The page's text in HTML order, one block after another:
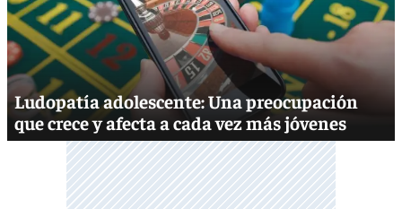
Ludopatía adolescente: Una preocupación
que crece y afecta a cada vez más jóvenes